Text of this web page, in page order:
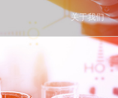
关于我们